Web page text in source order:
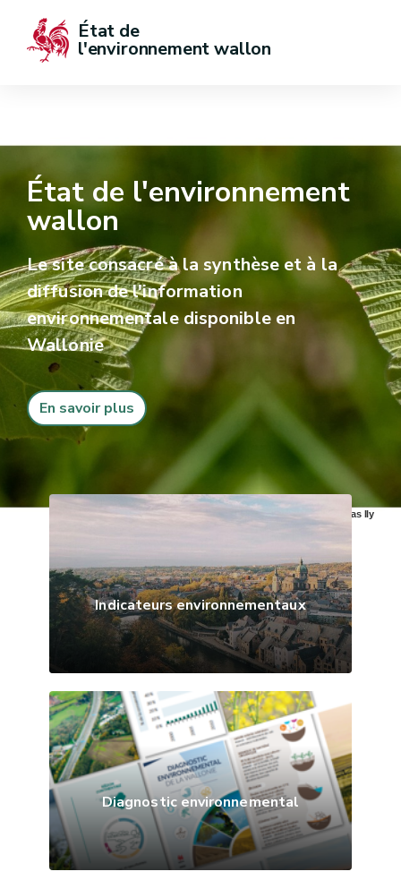
État de
l'environnement wallon
État de l'environnement
wallon
Le site consacré à la synthèse et à la
diffusion de l'information
environnementale disponible en
Wallonie
En savoir plus
© Thomas Ily
Indicateurs environnementaux
Diagnostic environnemental